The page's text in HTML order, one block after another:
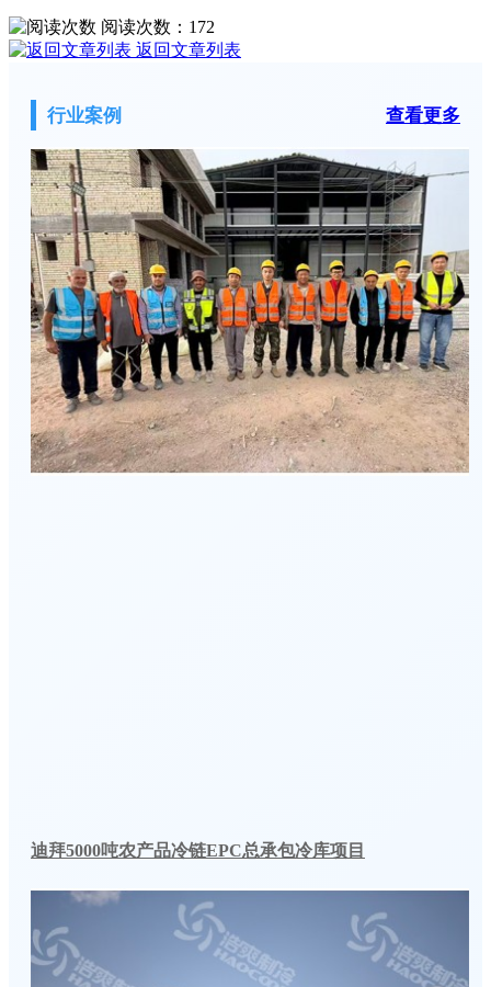
阅读次数： 172
返回文章列表
行业案例 查看更多
迪拜5000吨农产品冷链EPC总承包冷库项目